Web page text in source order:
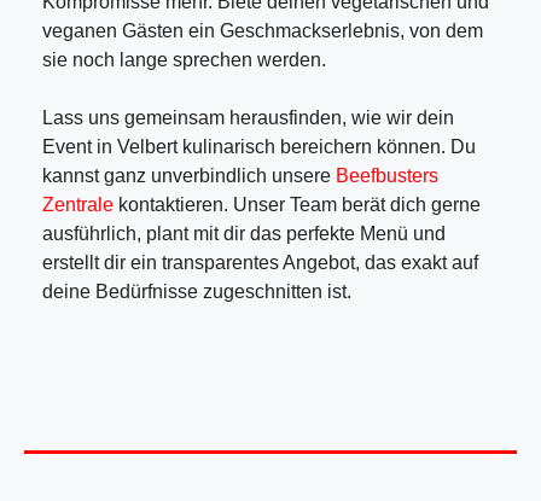
veganen Gästen ein Geschmackserlebnis, von dem
sie noch lange sprechen werden.
Lass uns gemeinsam herausfinden, wie wir dein
Event in Velbert kulinarisch bereichern können. Du
kannst ganz unverbindlich unsere Beefbusters
Zentrale kontaktieren. Unser Team berät dich gerne
ausführlich, plant mit dir das perfekte Menü und
erstellt dir ein transparentes Angebot, das exakt auf
deine Bedürfnisse zugeschnitten ist.